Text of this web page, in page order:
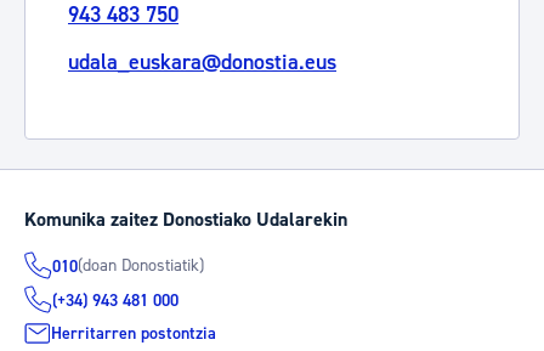
943 483 750
udala_euskara@donostia.eus
Komunika zaitez Donostiako Udalarekin
010(doan Donostiatik)
(+34) 943 481 000
Herritarren postontzia